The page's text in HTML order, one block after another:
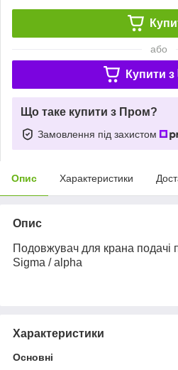
або
Купити з
Що таке купити з Пром?
Замовлення під захистом
Опис Характеристики
Опис
Подовжувач для крана подачі
Sigma / alpha
Характеристики
Основні